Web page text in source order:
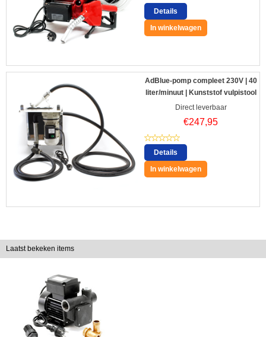
Details
In winkelwagen
AdBlue-pomp compleet 230V | 40
liter/minuut | Kunststof vulpistool
Direct leverbaar
€247,95
Details
In winkelwagen
Laatst bekeken items